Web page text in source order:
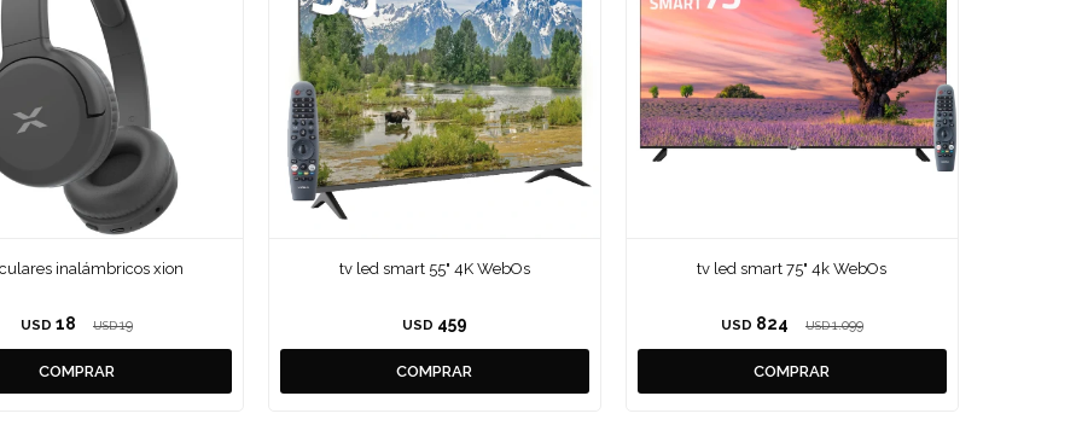
inalámbricos xion
USD 18 USD 19
tv led smart 55" 4K WebOs
USD 459
tv led smart 75" 4k WebOs
USD 824 USD 1.099